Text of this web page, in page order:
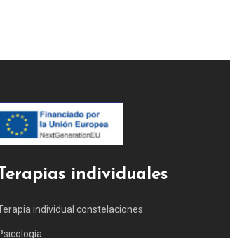
Terapias individuales
individual constelaciones